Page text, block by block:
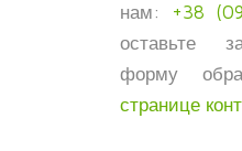
нам:
+38
оставьте
форму
странице